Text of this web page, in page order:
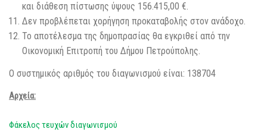
και διάθεση πίστωσης ύψους 156.415,00 €.
Δεν προβλέπεται χορήγηση προκαταβολής στον ανάδοχο.
Το αποτέλεσμα της δημοπρασίας θα εγκριθεί από την
Οικονομική Επιτροπή του Δήμου Πετρούπολης.
Ο συστημικός αριθμός του διαγωνισμού είναι: 138704
Αρχεία:
Φάκελος τευχών διαγωνισμού